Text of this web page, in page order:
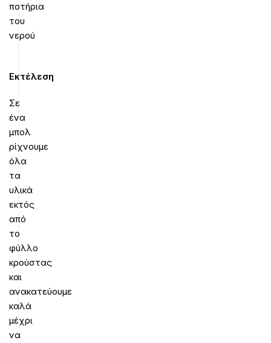
ποτήρια
του
νερού
Εκτέλεση
Σε
ένα
μπολ
ρίχνουμε
όλα
τα
υλικά
εκτός
από
το
φύλλο
κρούστας
και
ανακατεύουμε
καλά
μέχρι
να